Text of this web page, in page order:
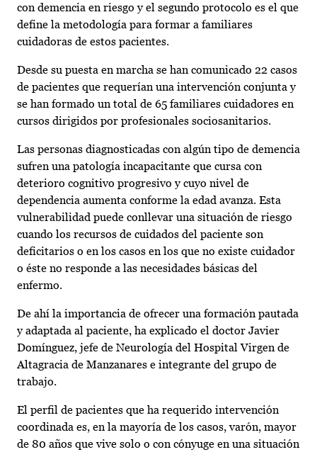
con demencia en riesgo y el segundo protocolo es el que
define la metodología para formar a familiares
cuidadoras de estos pacientes.
Desde su puesta en marcha se han comunicado 22 casos
de pacientes que requerían una intervención conjunta y
se han formado un total de 65 familiares cuidadores en
cursos dirigidos por profesionales sociosanitarios.
Las personas diagnosticadas con algún tipo de demencia
sufren una patología incapacitante que cursa con
deterioro cognitivo progresivo y cuyo nivel de
dependencia aumenta conforme la edad avanza. Esta
vulnerabilidad puede conllevar una situación de riesgo
cuando los recursos de cuidados del paciente son
deficitarios o en los casos en los que no existe cuidador
o éste no responde a las necesidades básicas del
enfermo.
De ahí la importancia de ofrecer una formación pautada
y adaptada al paciente, ha explicado el doctor Javier
Domínguez, jefe de Neurología del Hospital Virgen de
Altagracia de Manzanares e integrante del grupo de
trabajo.
El perfil de pacientes que ha requerido intervención
coordinada es, en la mayoría de los casos, varón, mayor
de 80 años que vive solo o con cónyuge en una situación